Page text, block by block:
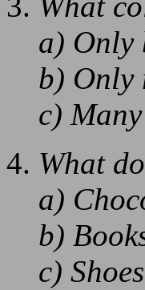
a) Only
b) Only
c)
What
a)
b)
c)